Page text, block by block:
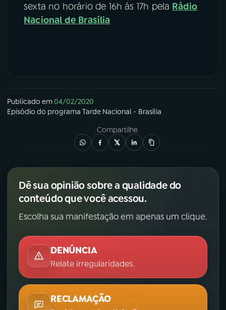
sexta no horário de 16h ás 17h pela Rádio
Nacional de Brasília
Publicado em04/02/2020
Episódio do programa Tarde Nacional - Brasília
Compartilhe
Dê sua opinião sobre a qualidade do
conteúdo que você acessou.
Escolha sua manifestação em apenas um clique.
DENÚNCIA
Relate irregularidades.
RECLAMAÇÃO